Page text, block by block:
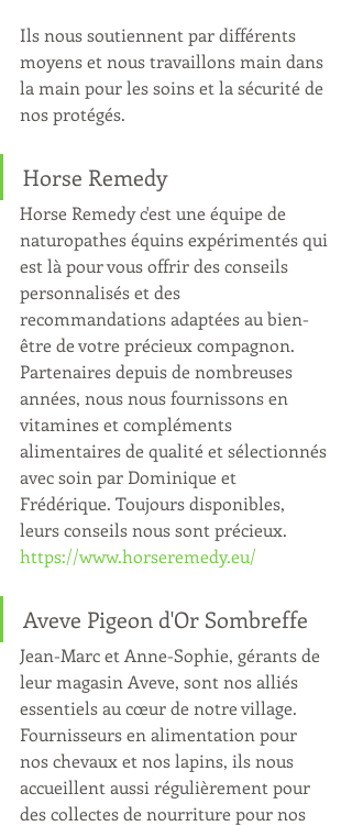
Ils nous soutiennent par différents
moyens et nous travaillons main dans
la main pour les soins et la sécurité de
nos protégés.
Horse Remedy
Horse Remedy c'est une équipe de
naturopathes équins expérimentés qui
est là pour vous offrir des conseils
personnalisés et des
recommandations adaptées au bien-
être de votre précieux compagnon.
Partenaires depuis de nombreuses
années, nous nous fournissons en
vitamines et compléments
alimentaires de qualité et sélectionnés
avec soin par Dominique et
Frédérique. Toujours disponibles,
leurs conseils nous sont précieux.
https://www.horseremedy.eu/
Aveve Pigeon d'Or Sombreffe
Jean-Marc et Anne-Sophie, gérants de
leur magasin Aveve, sont nos alliés
essentiels au cœur de notre village.
Fournisseurs en alimentation pour
nos chevaux et nos lapins, ils nous
accueillent aussi régulièrement pour
des collectes de nourriture pour nos